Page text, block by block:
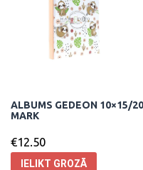
ALBUMS GEDEON 10×15/
MARK
€12.50
IELIKT GROZĀ